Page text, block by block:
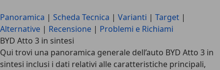
Panoramica | Scheda Tecnica | Varianti | Target |
Alternative | Recensione | Problemi e Richiami
BYD Atto 3 in sintesi
Qui trovi una panoramica generale dell’auto BYD Atto 3 in
sintesi inclusi i dati relativi alle caratteristiche principali,